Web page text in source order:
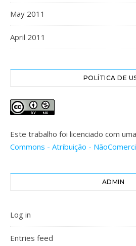
May 2011
April 2011
POLÍTICA DE
Este trabalho foi licenciado com
Commons - Atribuição -
ADMIN
Log in
Entries feed